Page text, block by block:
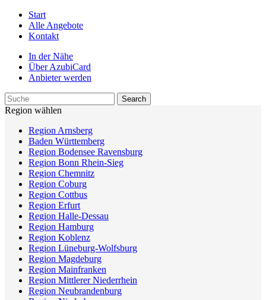
Start
Alle Angebote
Kontakt
In der Nähe
Über AzubiCard
Anbieter werden
Region wählen
Region Arnsberg
Baden Württemberg
Region Bodensee Ravensburg
Region Bonn Rhein-Sieg
Region Chemnitz
Region Coburg
Region Cottbus
Region Erfurt
Region Halle-Dessau
Region Hamburg
Region Koblenz
Region Lüneburg-Wolfsburg
Region Magdeburg
Region Mainfranken
Region Mittlerer Niederrhein
Region Neubrandenburg